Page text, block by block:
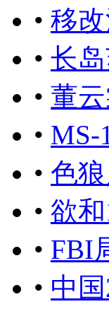
• 移
• 长
• 董
• MS-
• 色
• 欲
• FBI
• 中